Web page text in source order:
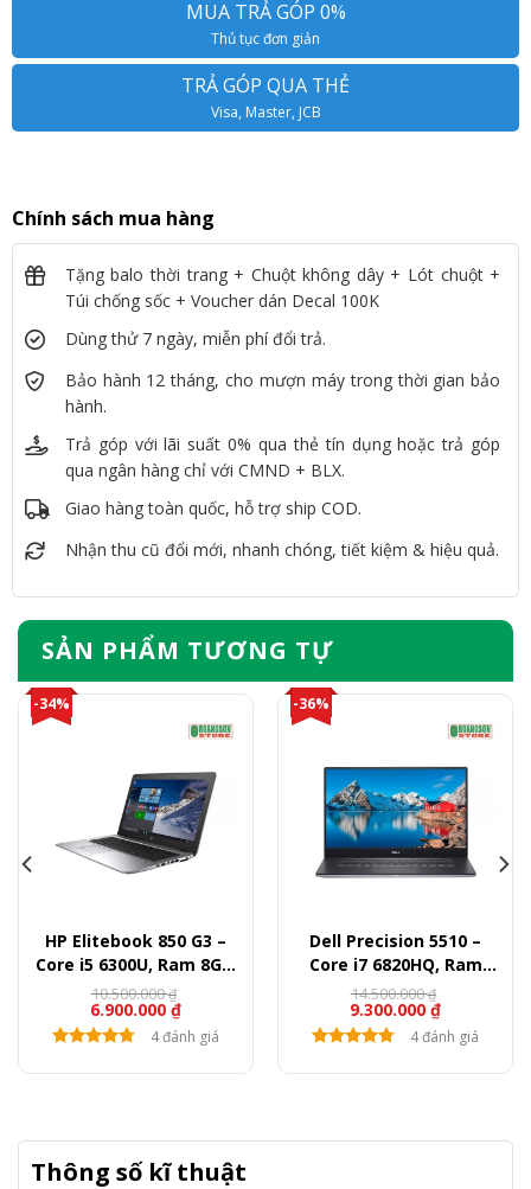
MUA TRẢ GÓP 0%
Thủ tục đơn giản
TRẢ GÓP QUA THẺ
Visa, Master, JCB
Chính sách mua hàng
Tặng balo thời trang + Chuột không dây + Lót chuột +
Túi chống sốc + Voucher dán Decal 100K
Dùng thử 7 ngày, miễn phí đổi trả.
Bảo hành 12 tháng, cho mượn máy trong thời gian bảo
hành.
Trả góp với lãi suất 0% qua thẻ tín dụng hoặc trả góp
qua ngân hàng chỉ với CMND + BLX.
Giao hàng toàn quốc, hỗ trợ ship COD.
Nhận thu cũ đổi mới, nhanh chóng, tiết kiệm & hiệu quả.
SẢN PHẨM TƯƠNG TỰ
-34%
HP Elitebook 850 G3 –
Core i5 6300U, Ram 8GB,
SSD 256GB, 15.6″ FullHD
6.900.000 ₫
10.500.000₫
4 đánh giá
-36%
Dell Precision 5510 –
Core i7 6820HQ, Ram
16GB, SSD 512GB, Quadro
M1000, 15.6″ FullHD
9.300.000 ₫
14.500.000₫
4 đánh giá
Thông số kĩ thuật